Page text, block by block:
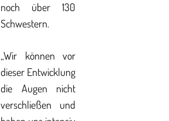
noch über 130
Schwestern.
„Wir können vor
dieser Entwicklung
die Augen nicht
verschließen und